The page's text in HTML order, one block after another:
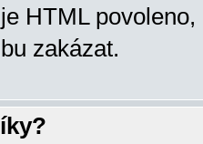
HTML
zakázat.